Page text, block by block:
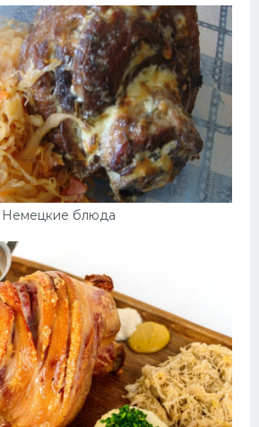
Немецкие блюда